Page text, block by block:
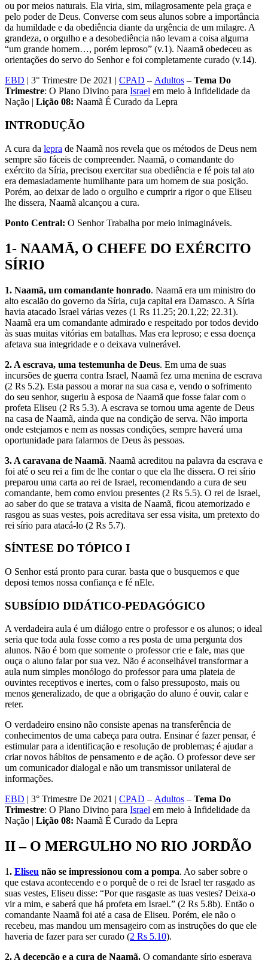
ou por meios naturais. Ela viria, sim, milagrosamente pela graça e
pelo poder de Deus. Converse com seus alunos sobre a importância
da humildade e da obediência diante da urgência de um milagre. A
grandeza, o orgulho e a desobediência não levam a coisa alguma
“um grande homem…, porém leproso” (v.1). Naamã obedeceu as
orientações do servo do Senhor e foi completamente curado (v.14).
EBD | 3° Trimestre De 2021 | CPAD – Adultos – Tema Do
Trimestre: O Plano Divino para Israel em meio à Infidelidade da
Nação | Lição 08: Naamã É Curado da Lepra
INTRODUÇÃO
A cura da lepra de Naamã nos revela que os métodos de Deus nem
sempre são fáceis de compreender. Naamã, o comandante do
exército da Síria, precisou exercitar sua obediência e fé pois tal ato
era demasiadamente humilhante para um homem de sua posição.
Porém, ao deixar de lado o orgulho e cumprir a rigor o que Eliseu
lhe dissera, Naamã alcançou a cura.
Ponto Central: O Senhor Trabalha por meio inimagináveis.
1- NAAMĀ, O CHEFE DO EXÉRCITO
SÍRIO
1. Naamã, um comandante honrado. Naamã era um ministro do
alto escalão do governo da Síria, cuja capital era Damasco. A Síria
havia atacado Israel várias vezes (1 Rs 11.25; 20.1,22; 22.31).
Naamã era um comandante admirado e respeitado por todos devido
às suas muitas vitórias em batalhas. Mas era leproso; e essa doença
afetava sua integridade e o deixava vulnerável.
2. A escrava, uma testemunha de Deus. Em uma de suas
incursões de guerra contra Israel, Naamã fez uma menina de escrava
(2 Rs 5.2). Esta passou a morar na sua casa e, vendo o sofrimento
do seu senhor, sugeriu à esposa de Naamã que fosse falar com o
profeta Eliseu (2 Rs 5.3). A escrava se tornou uma agente de Deus
na casa de Naamã, ainda que na condição de serva. Não importa
onde estejamos e nem as nossas condições, sempre haverá uma
oportunidade para falarmos de Deus às pessoas.
3. A caravana de Naamã. Naamã acreditou na palavra da escrava e
foi até o seu rei a fim de lhe contar o que ela lhe dissera. O rei sírio
preparou uma carta ao rei de Israel, recomendando a cura de seu
comandante, bem como enviou presentes (2 Rs 5.5). O rei de Israel,
ao saber do que se tratava a visita de Naamã, ficou atemorizado e
rasgou as suas vestes, pois acreditava ser essa visita, um pretexto do
rei sírio para atacá-lo (2 Rs 5.7).
SÍNTESE DO TÓPICO I
O Senhor está pronto para curar. basta que o busquemos e que
deposi temos nossa confiança e fé nEle.
SUBSÍDIO DIDÁTICO-PEDAGÓGICO
A verdadeira aula é um diálogo entre o professor e os alunos; o ideal
seria que toda aula fosse como a res posta de uma pergunta dos
alunos. Não é bom que somente o professor crie e fale, mas que
ouça o aluno falar por sua vez. Não é aconselhável transformar a
aula num simples monólogo do professor para uma plateia de
ouvintes receptivos e inertes, com o falso pressuposto, mais ou
menos generalizado, de que a obrigação do aluno é ouvir, calar e
reter.
O verdadeiro ensino não consiste apenas na transferência de
conhecimentos de uma cabeça para outra. Ensinar é fazer pensar, é
estimular para a identificação e resolução de problemas; é ajudar a
criar novos hábitos de pensamento e de ação. O professor deve ser
um comunicador dialogal e não um transmissor unilateral de
informações.
EBD | 3° Trimestre De 2021 | CPAD – Adultos – Tema Do
Trimestre: O Plano Divino para Israel em meio à Infidelidade da
Nação | Lição 08: Naamã É Curado da Lepra
II – O MERGULHO NO RIO JORDÃO
1. Eliseu não se impressionou com a pompa. Ao saber sobre o
que estava acontecendo e o porquê de o rei de Israel ter rasgado as
suas vestes, Eliseu disse: “Por que rasgaste as tuas vestes? Deixa-o
vir a mim, e saberá que há profeta em Israel.” (2 Rs 5.8b). Então o
comandante Naamã foi até a casa de Eliseu. Porém, ele não o
recebeu, mas mandou um mensageiro com as instruções do que ele
haveria de fazer para ser curado (2 Rs 5.10).
2. A decepção e a cura de Naamã. O comandante sírio esperava